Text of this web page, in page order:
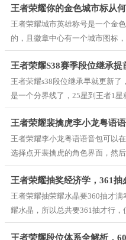
棋牌游戏
0款手游
15款手游
6
模拟经营
5款手游
0
看，选择方法也很简单，那也是
没有什么难度，只是一些新手不
设置个性天幕的情况。
王者荣耀你的金色城市标从
王者荣耀城市英雄称号是一个金
的，且徽章中心有一个城市图标
然还是有光芒和对应的城镇纹理
名电竞，并且要在对局中奖徽章
标，不过如今版本这个称号却拿
至于腾讯什么时候再次开放，那
王者荣耀S38赛季段位继承
王者荣耀s38段位继承早就更新
是一个分界线了，25星到王者1
继承和以往有所不同，主要是当
了在S38赛季拉开差距，所以才
后面的段位继承情况就只有等官
赛季才开不久的时候。
王者荣耀裴擒虎李小龙粤语
说更有味道
王者荣耀李小龙粤语语音包可以
选择点开裴擒虎的角色界面，然
到李小龙皮肤语音设置选项了，
包，要是没有购买的玩家，那当
玩家，就自己去角色界面设置粤
王者荣耀抽奖经济学，361
王者荣耀抽荣耀水晶要360抽才
耀水晶，所以总共要361抽才行
两三千左右，即便是打着期间，
王者荣耀段位体系全解析，